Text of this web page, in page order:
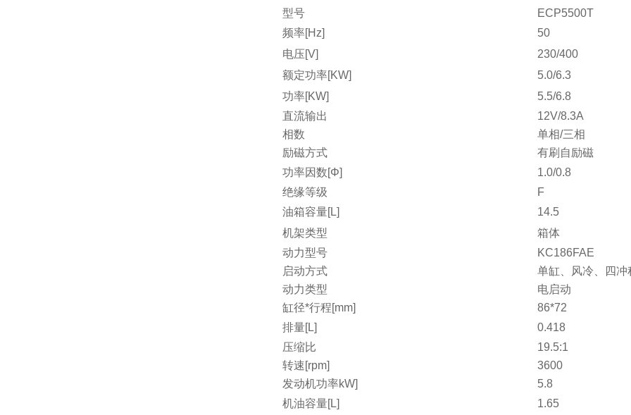
型号
ECP5500T
频率[Hz]
50
电压[V]
230/400
额定功率[KW]
5.0/6.3
功率[KW]
5.5/6.8
直流输出
12V/8.3A
相数
单相/三相
励磁方式
有刷自励磁
功率因数[Φ]
1.0/0.8
绝缘等级
F
油箱容量[L]
14.5
机架类型
箱体
动力型号
KC186FAE
启动方式
单缸、风冷、四冲
动力类型
电启动
缸径*行程[mm]
86*72
排量[L]
0.418
压缩比
19.5:1
转速[rpm]
3600
发动机功率kW]
5.8
机油容量[L]
1.65